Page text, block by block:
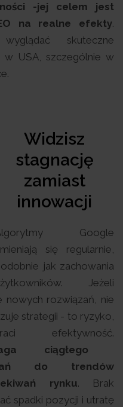
-jej celem jest
na realne efekty.
skuteczne
USA, szczególnie w
Widzisz
stagnację
zamiast
innowacji
Google
się regularnie,
jak zachowania
Jeżeli
nowych rozwiązań, nie
strategii - to ryzyko,
efektywność.
ciągłego
do trendów
rynku. Brak
spadki pozycji i utratę